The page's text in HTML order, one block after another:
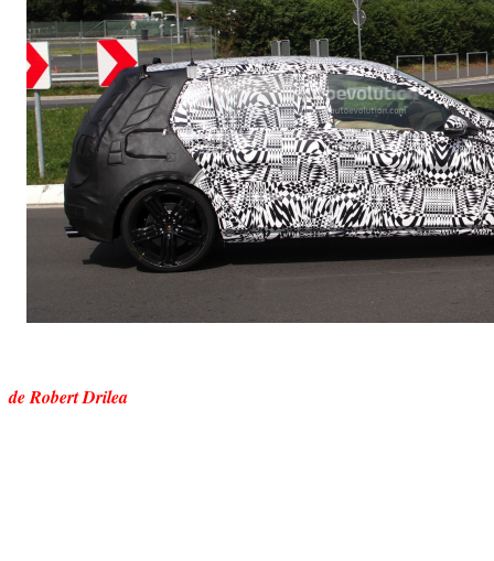
de Robert Drilea